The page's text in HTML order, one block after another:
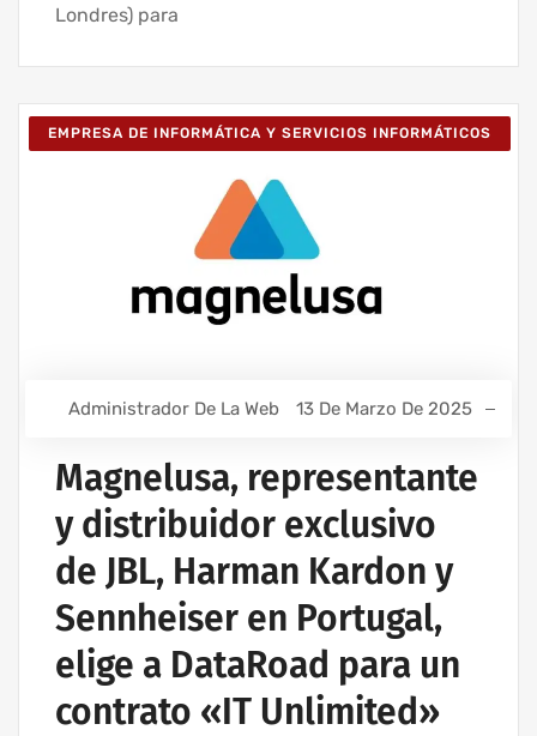
Londres) para
EMPRESA DE INFORMÁTICA Y SERVICIOS INFORMÁTICOS
Administrador De La Web 13 De Marzo De 2025
Magnelusa, representante
y distribuidor exclusivo
de JBL, Harman Kardon y
Sennheiser en Portugal,
elige a DataRoad para un
contrato «IT Unlimited»